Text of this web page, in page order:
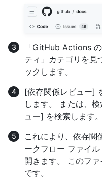
「GitHub Actions
ティ」カテゴリを見
ックします。
[依存関係レビュー]
します。 または、
ュー] を検索します。
これにより、依存
ークフロー ファイル
開きます。 このフ
です。